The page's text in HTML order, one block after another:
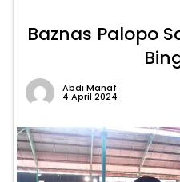
Baznas Palopo
Abdi Manaf
4 April 2024